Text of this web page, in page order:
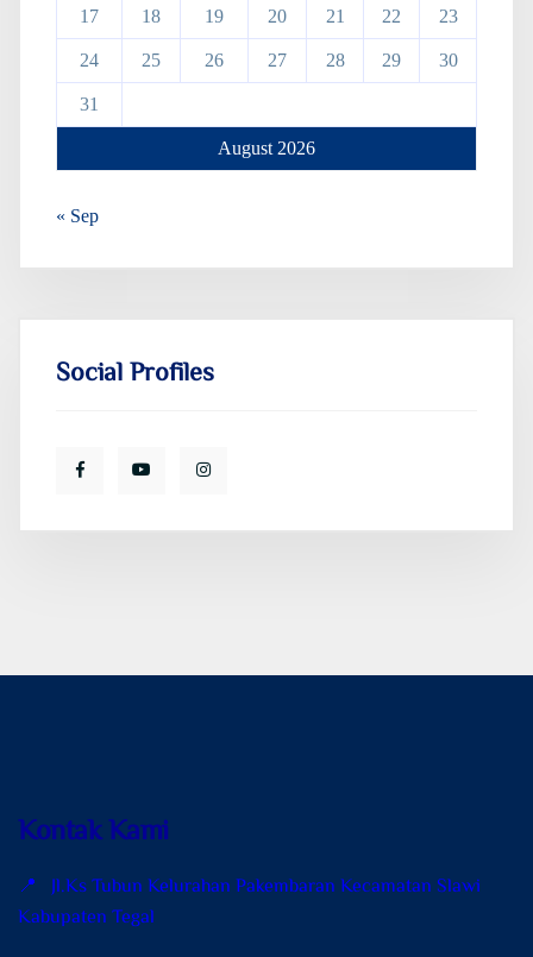
August 2026
17 18 19 20 21 22 23
24 25 26 27 28 29 30
31
« Sep
Social Profiles
Kontak Kami
📍 Jl.Ks Tubun Kelurahan Pakembaran Kecamatan Slawi
Kabupaten Tegal